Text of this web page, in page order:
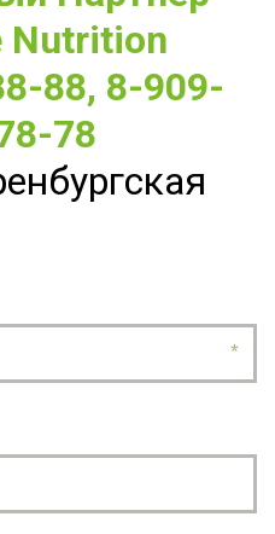
Nutrition
88, 8-909-
78
*